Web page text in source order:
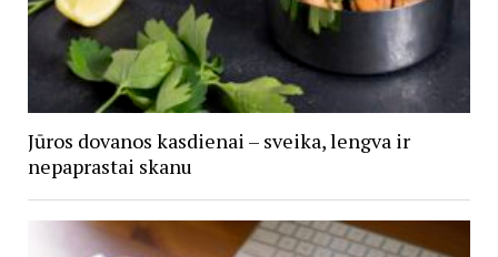
Jūros dovanos kasdienai – sveika, lengva ir
nepaprastai skanu